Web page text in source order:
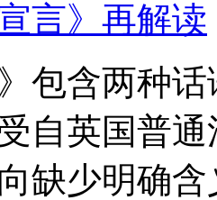
言》再解读
》包含两种
自英国普
缺少明确